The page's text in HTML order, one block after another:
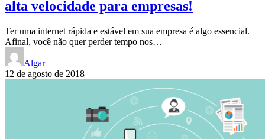
alta velocidade para empresas!
Ter uma internet rápida e estável em sua empresa é algo essencial.
Afinal, você não quer perder tempo nos…
Algar
12 de agosto de 2018